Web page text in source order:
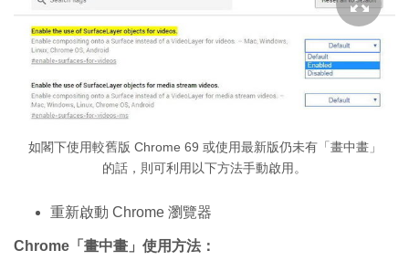
如閣下使用較舊版 Chrome 69 或使用最新版仍未有「畫中畫」
的話，則可利用以下方法手動啟用。
重新啟動 Chrome 瀏覽器
Chrome「畫中畫」使用方法：